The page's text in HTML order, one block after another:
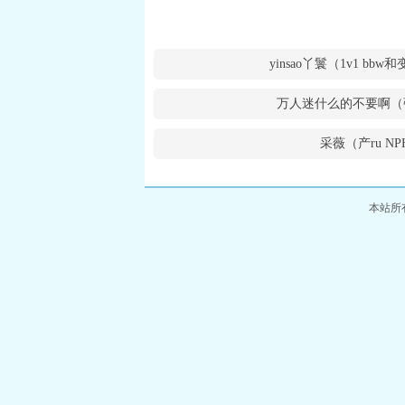
yinsao丫鬟（1v1 bbw和
万人迷什么的不要啊
采薇（产ru
本站所